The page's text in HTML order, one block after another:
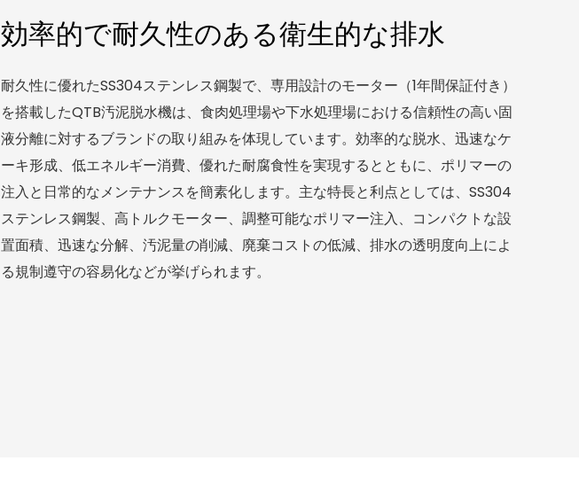
効率的で耐久性のある衛生的な排水
耐久性に優れたSS304ステンレス鋼製で、専用設計のモーター（1年間保証付き）
を搭載したQTB汚泥脱水機は、食肉処理場や下水処理場における信頼性の高い固
液分離に対するブランドの取り組みを体現しています。効率的な脱水、迅速なケ
ーキ形成、低エネルギー消費、優れた耐腐食性を実現するとともに、ポリマーの
注入と日常的なメンテナンスを簡素化します。主な特長と利点としては、SS304
ステンレス鋼製、高トルクモーター、調整可能なポリマー注入、コンパクトな設
置面積、迅速な分解、汚泥量の削減、廃棄コストの低減、排水の透明度向上によ
る規制遵守の容易化などが挙げられます。